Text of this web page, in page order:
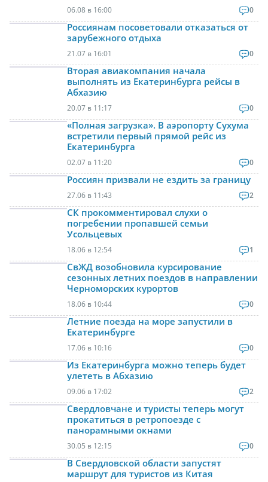
06.08 в 16:00 0
Россиянам посоветовали отказаться от
зарубежного отдыха
21.07 в 16:01 0
Вторая авиакомпания начала
выполнять из Екатеринбурга рейсы в
Абхазию
20.07 в 11:17 0
«Полная загрузка». В аэропорту Сухума
встретили первый прямой рейс из
Екатеринбурга
02.07 в 11:20 0
Россиян призвали не ездить за границу
27.06 в 11:43 2
СК прокомментировал слухи о
погребении пропавшей семьи
Усольцевых
18.06 в 12:54 1
СвЖД возобновила курсирование
сезонных летних поездов в направлении
Черноморских курортов
18.06 в 10:44 0
Летние поезда на море запустили в
Екатеринбурге
17.06 в 10:16 0
Из Екатеринбурга можно теперь будет
улететь в Абхазию
09.06 в 17:02 2
Свердловчане и туристы теперь могут
прокатиться в ретропоезде с
панорамными окнами
30.05 в 12:15 0
В Свердловской области запустят
маршрут для туристов из Китая